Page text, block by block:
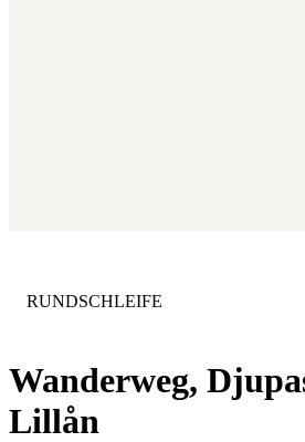
Wanderweg,
Lillån
KATEGORIE:
RUNDSCHLEIFE